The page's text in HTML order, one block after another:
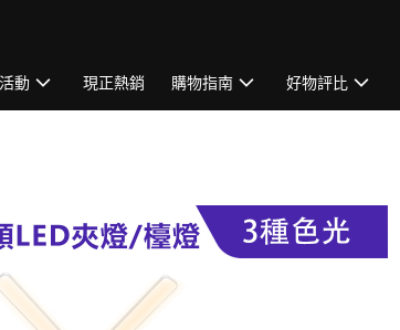
動 現正熱銷 購物指南 好物評比